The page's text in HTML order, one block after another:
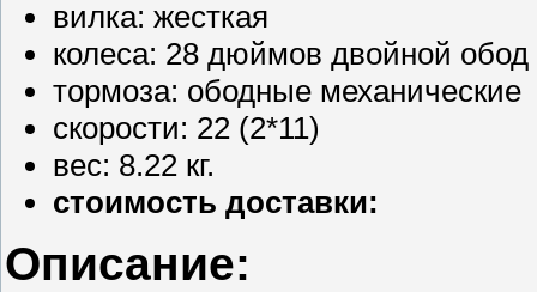
вилка: жесткая
колеса: 28 дюймов двойной обод
тормоза: ободные механические
скорости: 22 (2*11)
вес: 8.22 кг.
стоимость доставки:
Описание: